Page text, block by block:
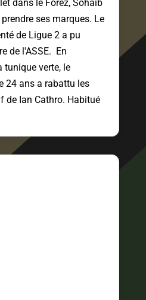
dans le Forez, Sohaib
ses marques. Le
de Ligue 2 a pu
de l'ASSE. En
tunique verte, le
24 ans a rabattu les
de Ian Cathro. Habitué